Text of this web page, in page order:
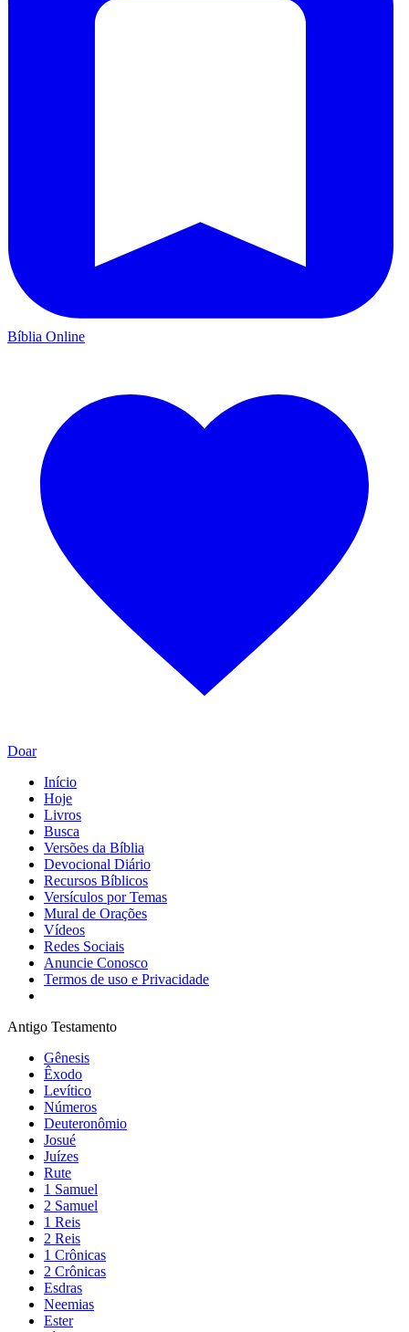
Bíblia Online
Doar
Início
Hoje
Livros
Busca
Versões da Bíblia
Devocional Diário
Recursos Bíblicos
Versículos por Temas
Mural de Orações
Vídeos
Redes Sociais
Anuncie Conosco
Termos de uso e Privacidade
Antigo Testamento
Gênesis
Êxodo
Levítico
Números
Deuteronômio
Josué
Juízes
Rute
1 Samuel
2 Samuel
1 Reis
2 Reis
1 Crônicas
2 Crônicas
Esdras
Neemias
Ester